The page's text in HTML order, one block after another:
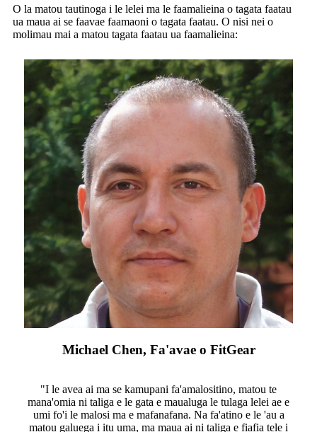
O la matou tautinoga i le lelei ma le faamalieina o tagata faatau
ua maua ai se faavae faamaoni o tagata faatau. O nisi nei o
molimau mai a matou tagata faatau ua faamalieina:
Michael Chen, Fa'avae o FitGear
"I le avea ai ma se kamupani fa'amalositino, matou te
mana'omia ni taliga e le gata e maualuga le tulaga lelei ae e
umi fo'i le malosi ma e mafanafana. Na fa'atino e le 'au a
matou galuega i itu uma, ma maua ai ni taliga e fiafia tele i